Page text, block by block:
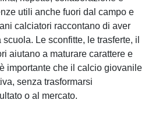
utili anche fuori dal campo e
calciatori raccontano di aver
Le sconfitte, le trasferte, il
aiutano a maturare carattere e
importante che il calcio giovanile
senza trasformarsi
o al mercato.